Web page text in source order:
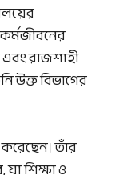
রাজশাহী
উক্ত বিভাগের
তাঁর
যা শিক্ষা ও